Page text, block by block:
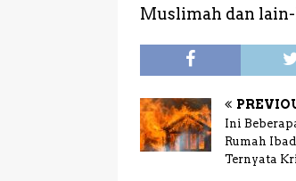
Muslimah dan lain-
Ini
Rumah
Ternyata